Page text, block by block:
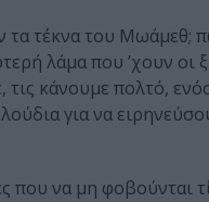
τα τέκνα του Μωάμεθ;
λάμα που ’χουν οι
τις κάνουμε πολτό,
για να
που να μη φοβούνται